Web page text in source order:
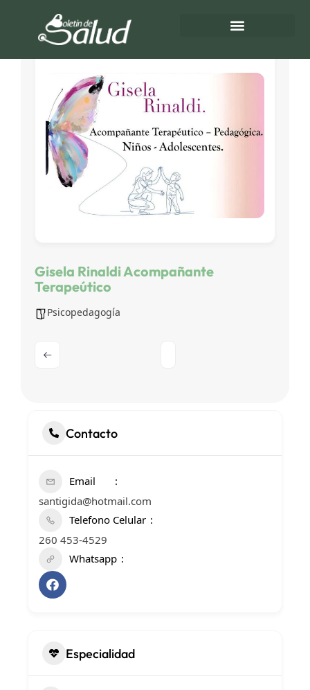
Gisela Rinaldi Acompañante
Terapeútico
Psicopedagogía
Contacto
Email
santigida@hotmail.com
Telefono Celular
260 453-4529
Whatsapp
Especialidad